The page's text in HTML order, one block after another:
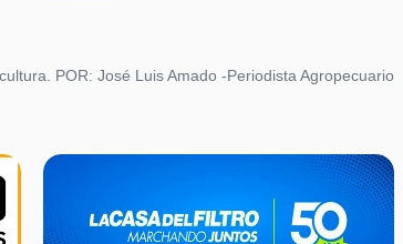
POR: José Luis Amado -Periodista Agropecuario